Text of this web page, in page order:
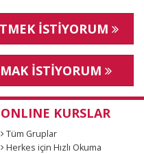
İSTİYORUM
İSTİYORUM
ONLINE KURSLAR
Tüm Gruplar
Herkes için Hızlı Okuma